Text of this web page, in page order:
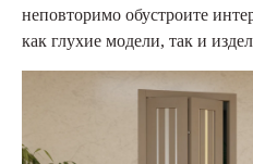
неповторимо обустроите
как глухие модели, так и